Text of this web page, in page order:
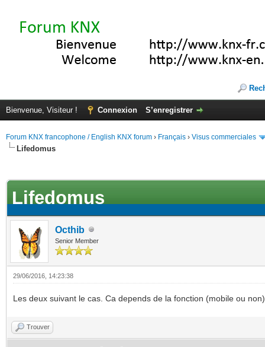
Bienvenue, Visiteur ! Connexion S’enregistrer
Forum KNX francophone / English KNX forum › Français › Visus commerciales
Lifedomus
Lifedomus
Octhib
Senior Member
29/06/2016, 14:23:38
Les deux suivant le cas. Ca depends de la fonction (mobile ou
Trouver